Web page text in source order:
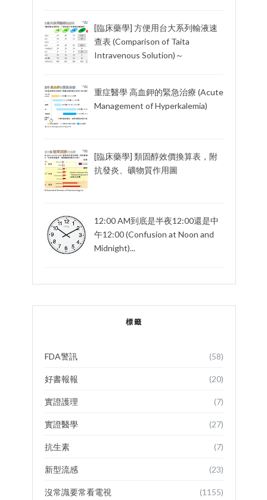
[臨床藥學] 方便用台大系列輸液速
查表 (Comparison of Taita
Intravenous Solution)～
重症醫學 高血鉀的緊急治療 (Acute
Management of Hyperkalemia)
[臨床藥學] 類固醇效價換算表，附
抗發炎、礦物質作用圖
12:00 AM到底是半夜12:00還是中
午12:00 (Confusion at Noon and
Midnight)...
標籤
FDA警訊 (58)
好書報報 (20)
實證護理 (7)
實證醫學 (27)
抗生素 (7)
新型流感 (23)
沒常識要常看電視 (1155)